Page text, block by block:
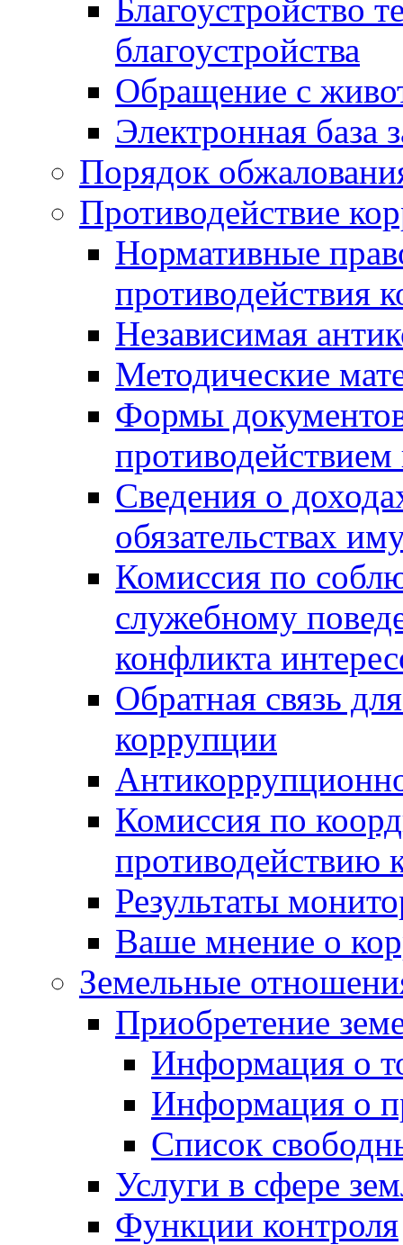
Благоустройство
благоустройства
Обращение с
Электронная база
Порядок
Противодействие
Нормативные
противодействия
Независимая
Методические
Формы
Сведения о
обязательствах
Комиссия по
служебному
конфликта
Обратная связь
коррупции
Комиссия по
противодействию
Результаты
Ваше мнение о
Земельные
Приобретение
Информация о
Информация о
Список
Услуги в сфере
Функции контроля